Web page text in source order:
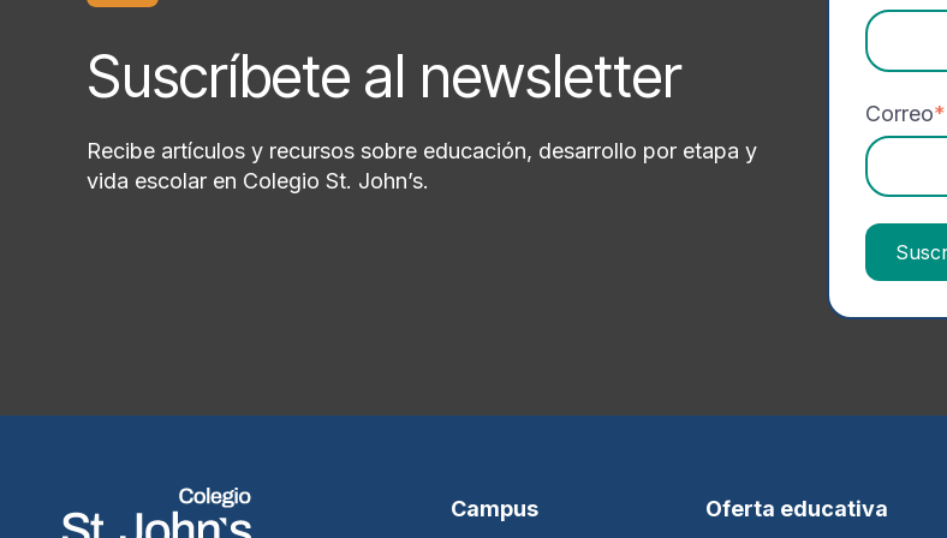
Suscríbete al newsletter
Recibe artículos y recursos sobre educación, desarrollo por etapa y
vida escolar en Colegio St. John’s.
Correo*
Campus Oferta educativa